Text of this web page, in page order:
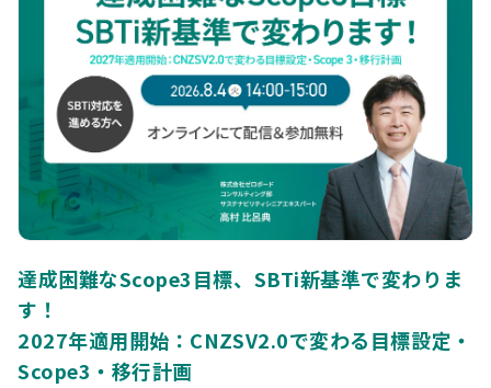
達成困難なScope3目標、SBTi新基準で変わりま
す！
2027年適用開始：CNZSV2.0で変わる目標設定・
Scope3・移行計画